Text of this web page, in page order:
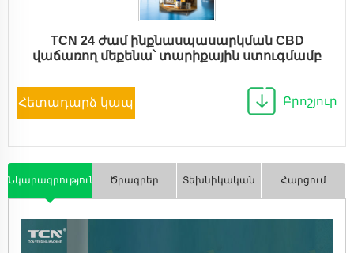
TCN 24 ժամ ինքնասպասարկման CBD
վաճառող մեքենա՝ տարիքային ստուգմամբ
Հետադարձ կապ Բրոշյուր
Նկարագրություն Ծրագրեր Տեխնիկական Հարցում